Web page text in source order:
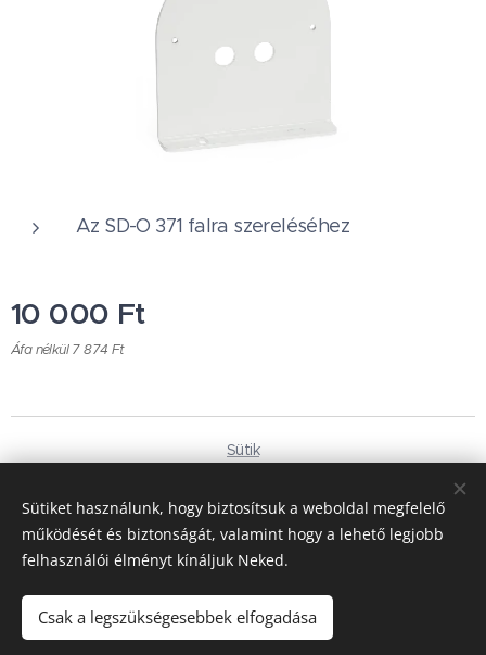
Az SD-O 371 falra szereléséhez
10 000 Ft
Áfa nélkül 7 874 Ft
Sütik
Magyar
Deutsch
Pénznem
HUF Ft
EUR €
Sütiket használunk, hogy biztosítsuk a weboldal megfelelő
működését és biztonságát, valamint hogy a lehető legjobb
felhasználói élményt kínáljuk Neked.
Csak a legszükségesebbek elfogadása